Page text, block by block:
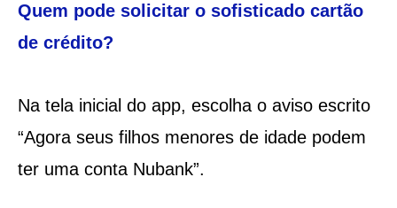
Quem pode solicitar o sofisticado cartão
de crédito?
Na tela inicial do app, escolha o aviso escrito
“Agora seus filhos menores de idade podem
ter uma conta Nubank”.